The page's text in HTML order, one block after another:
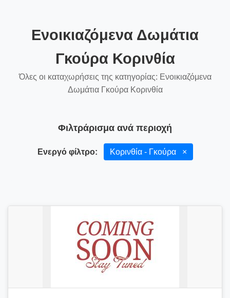
Ενοικιαζόμενα Δωμάτια
Γκούρα Κορινθία
Όλες οι καταχωρήσεις της κατηγορίας: Ενοικιαζόμενα
Δωμάτια Γκούρα Κορινθία
Φιλτράρισμα ανά περιοχή
Ενεργό φίλτρο: Κορινθία - Γκούρα ×